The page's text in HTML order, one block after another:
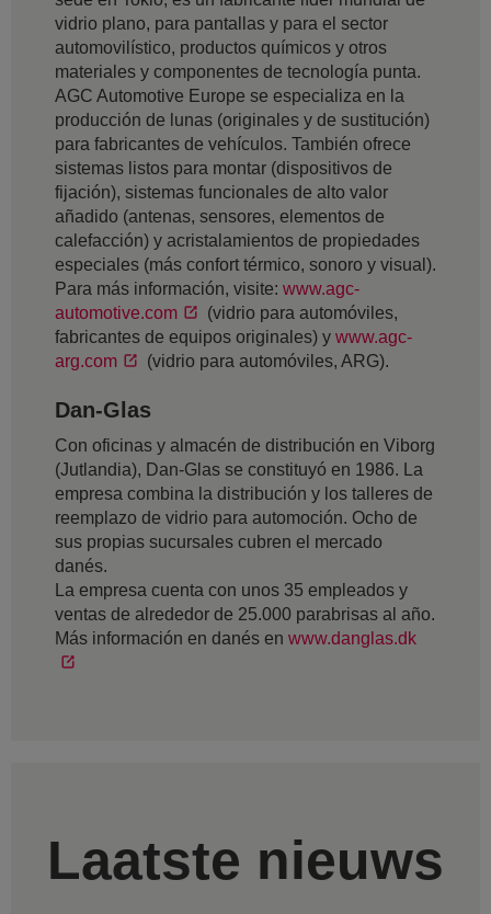
vidrio plano, para pantallas y para el sector
automovilístico, productos químicos y otros
materiales y componentes de tecnología punta.
AGC Automotive Europe se especializa en la
producción de lunas (originales y de sustitución)
para fabricantes de vehículos. También ofrece
sistemas listos para montar (dispositivos de
fijación), sistemas funcionales de alto valor
añadido (antenas, sensores, elementos de
calefacción) y acristalamientos de propiedades
especiales (más confort térmico, sonoro y visual).
Para más información, visite: www.agc-
automotive.com
(vidrio para automóviles,
fabricantes de equipos originales) y www.agc-
arg.com
(vidrio para automóviles, ARG).
Dan-Glas
Con oficinas y almacén de distribución en Viborg
(Jutlandia), Dan-Glas se constituyó en 1986. La
empresa combina la distribución y los talleres de
reemplazo de vidrio para automoción. Ocho de
sus propias sucursales cubren el mercado
danés.
La empresa cuenta con unos 35 empleados y
ventas de alrededor de 25.000 parabrisas al año.
Más información en danés en www.danglas.dk
Laatste nieuws